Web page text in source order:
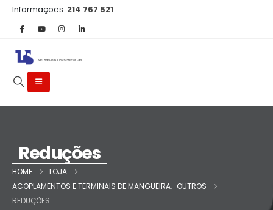
Informações: 214 767 521
Reduções
HOME
LOJA
ACOPLAMENTOS E TERMINAIS DE MANGUEIRA, OUTROS
REDUÇÕES